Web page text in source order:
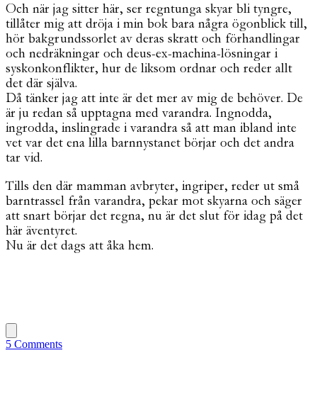
Och när jag sitter här, ser regntunga skyar bli tyngre,
tillåter mig att dröja i min bok bara några ögonblick till,
hör bakgrundssorlet av deras skratt och förhandlingar
och nedräkningar och deus-ex-machina-lösningar i
syskonkonflikter, hur de liksom ordnar och reder allt
det där själva.
Då tänker jag att inte är det mer av mig de behöver. De
är ju redan så upptagna med varandra. Ingnodda,
ingrodda, inslingrade i varandra så att man ibland inte
vet var det ena lilla barnnystanet börjar och det andra
tar vid.
Tills den där mamman avbryter, ingriper, reder ut små
barntrassel från varandra, pekar mot skyarna och säger
att snart börjar det regna, nu är det slut för idag på det
här äventyret.
Nu är det dags att åka hem.
5 Comments